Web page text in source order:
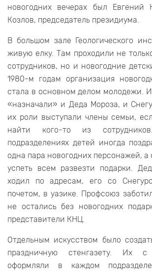
новогодних вечерах был Евгений
Козлов, председатель президиума.
В большом зале Геологического
живую елку. Там проходили не
сотрудников, но и новогодние
1980-м годам организация
стала в основном делом молодежи.
«назначали» и Деда Мороза, и
их роли выступали члены семьи,
найти кого-то из
подразделениях детей иногда
одна пара новогодних персонажей, а
успеть всем развезти подарки.
ходил по адресам, его со
почетом, в уазике. Профсоюз
не остались без новогодних
представители КНЦ.
Отдельным искусством было
праздничную стенгазету. Их с
оформляли в каждом